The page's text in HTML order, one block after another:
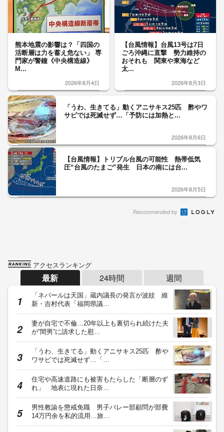
熊本地震の影響は？「四国の
活断層は力を蓄え危ない」 専
門家が警鐘《中央構造線》
M...
2026年8月4日
【台風情報】台風13号は7日
ごろ沖縄に直撃 勢力維持の
おそれも 関東や東海など
太...
2026年8月3日
「うわ、生きてる」動くアニサキス25匹 酢やワ
サビでは死滅せず…「予防には加熱と...
2026年8月6日
【台風情報】トリプル台風の可能性 熱帯低気
圧“台風のたまご”発生 日本の南には台...
2026年8月5日
Recommended by
アクセスランキング
最新 24時間 週間
「ネパールは天国」蔵内議長の発言が波紋 維
新・吉村代表「福岡県議…
妻が自宅で不倫…20年以上も裏切られ続けた夫
が“間男”に請求した慰…
「うわ、生きてる」動くアニサキス25匹 酢や
ワサビでは死滅せず…「…
住宅や高速道路にも被害もたらした「断層のず
れ」 地表に現れた日奈…
男性教諭を懲戒免職 男子バレー部顧問が部費
14万円余を私的流用…旅…